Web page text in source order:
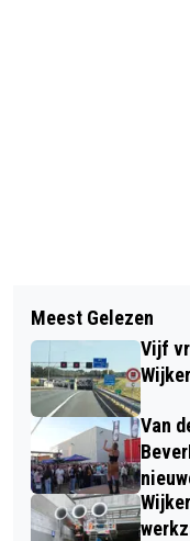
KINDEREN
KUNSTWERK
MUSEUM
OP NOVA
Meest Gelezen
Vijf
Van